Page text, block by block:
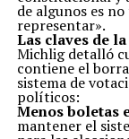
de algunos es
representar».
Las claves de
Michlig detalló
contiene el
sistema de
políticos:
Menos boletas
mantener el